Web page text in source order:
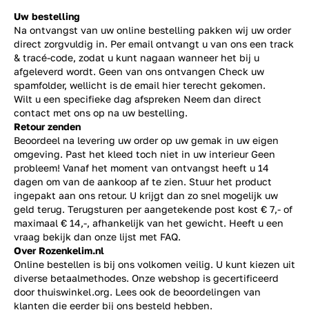
Uw bestelling
Na ontvangst van uw online bestelling pakken wij uw order
direct zorgvuldig in. Per email ontvangt u van ons een track
& tracé-code, zodat u kunt nagaan wanneer het bij u
afgeleverd wordt. Geen van ons ontvangen Check uw
spamfolder, wellicht is de email hier terecht gekomen.
Wilt u een specifieke dag afspreken Neem dan direct
contact met ons op na uw bestelling.
Retour zenden
Beoordeel na levering uw order op uw gemak in uw eigen
omgeving. Past het kleed toch niet in uw interieur Geen
probleem! Vanaf het moment van ontvangst heeft u 14
dagen om van de aankoop af te zien. Stuur het product
ingepakt aan ons retour. U krijgt dan zo snel mogelijk uw
geld terug. Terugsturen per aangetekende post kost € 7,- of
maximaal € 14,-, afhankelijk van het gewicht. Heeft u een
vraag bekijk dan onze lijst met FAQ.
Over Rozenkelim.nl
Online bestellen is bij ons volkomen veilig. U kunt kiezen uit
diverse betaalmethodes. Onze webshop is gecertificeerd
door thuiswinkel.org. Lees ook de beoordelingen van
klanten die eerder bij ons besteld hebben.